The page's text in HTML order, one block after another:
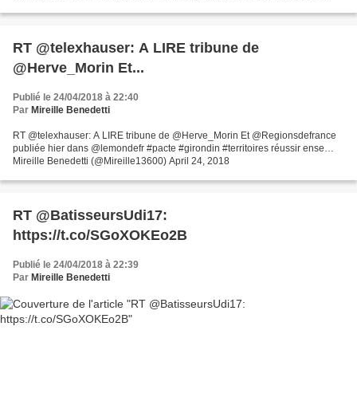
RT @telexhauser: A LIRE tribune de
@Herve_Morin Et...
Publié le 24/04/2018 à 22:40
Par Mireille Benedetti
RT @telexhauser: A LIRE tribune de @Herve_Morin Et @Regionsdefrance
publiée hier dans @lemondefr #pacte #girondin #territoires réussir ense…
Mireille Benedetti (@Mireille13600) April 24, 2018
RT @BatisseursUdi17:
https://t.co/SGoXOKEo2B
Publié le 24/04/2018 à 22:39
Par Mireille Benedetti